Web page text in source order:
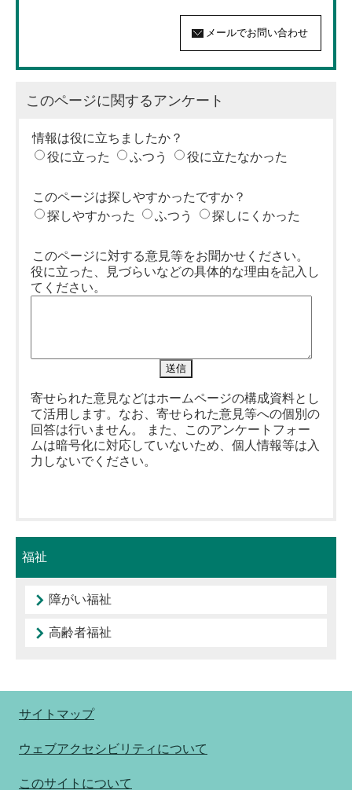
このページに関するアンケート
情報は役に立ちましたか？
役に立った
ふつう 役に立たなかった
このページは探しやすかったですか？
探しやすかった
ふつう 探しにくかった
このページに対する意見等をお聞かせください。
役に立った、見づらいなどの具体的な理由を記入し
てください。
寄せられた意見などはホームページの構成資料とし
て活用します。なお、寄せられた意見等への個別の
回答は行いません。 また、このアンケートフォー
ムは暗号化に対応していないため、個人情報等は入
力しないでください。
福祉
障がい福祉
高齢者福祉
サイトマップ
ウェブアクセシビリティについて
このサイトについて